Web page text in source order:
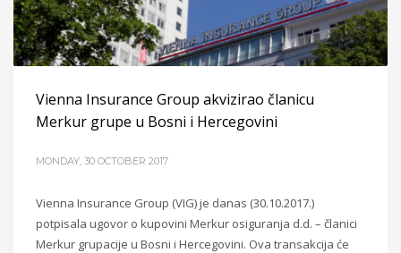
Vienna Insurance Group akvizirao članicu
Merkur grupe u Bosni i Hercegovini
MONDAY, 30 OCTOBER 2017
Vienna Insurance Group (VIG) je danas (30.10.2017.)
potpisala ugovor o kupovini Merkur osiguranja d.d. – članici
Merkur grupacije u Bosni i Hercegovini. Ova transakcija će